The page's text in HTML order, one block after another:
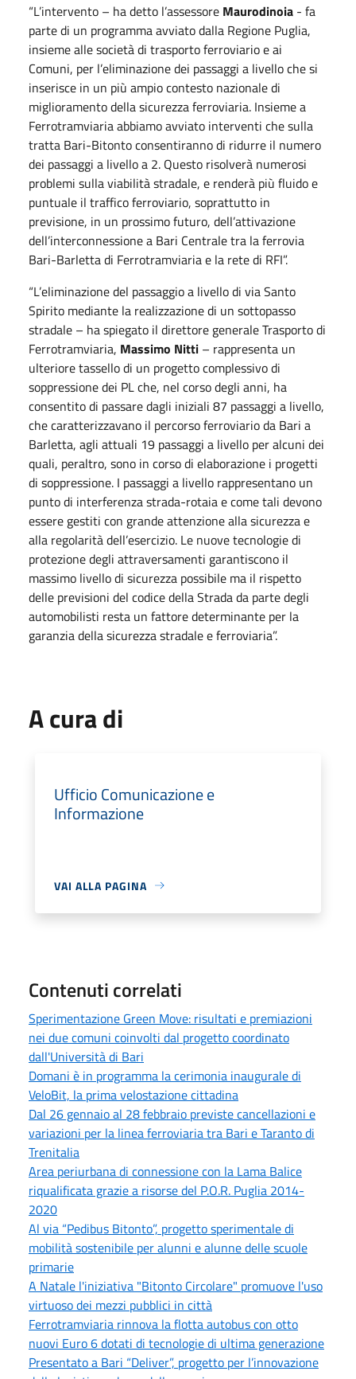
“L’intervento – ha detto l’assessore Maurodinoia - fa
parte di un programma avviato dalla Regione Puglia,
insieme alle società di trasporto ferroviario e ai
Comuni, per l’eliminazione dei passaggi a livello che si
inserisce in un più ampio contesto nazionale di
miglioramento della sicurezza ferroviaria. Insieme a
Ferrotramviaria abbiamo avviato interventi che sulla
tratta Bari-Bitonto consentiranno di ridurre il numero
dei passaggi a livello a 2. Questo risolverà numerosi
problemi sulla viabilità stradale, e renderà più fluido e
puntuale il traffico ferroviario, soprattutto in
previsione, in un prossimo futuro, dell’attivazione
dell’interconnessione a Bari Centrale tra la ferrovia
Bari-Barletta di Ferrotramviaria e la rete di RFI”.
“L’eliminazione del passaggio a livello di via Santo
Spirito mediante la realizzazione di un sottopasso
stradale – ha spiegato il direttore generale Trasporto di
Ferrotramviaria, Massimo Nitti – rappresenta un
ulteriore tassello di un progetto complessivo di
soppressione dei PL che, nel corso degli anni, ha
consentito di passare dagli iniziali 87 passaggi a livello,
che caratterizzavano il percorso ferroviario da Bari a
Barletta, agli attuali 19 passaggi a livello per alcuni dei
quali, peraltro, sono in corso di elaborazione i progetti
di soppressione. I passaggi a livello rappresentano un
punto di interferenza strada-rotaia e come tali devono
essere gestiti con grande attenzione alla sicurezza e
alla regolarità dell’esercizio. Le nuove tecnologie di
protezione degli attraversamenti garantiscono il
massimo livello di sicurezza possibile ma il rispetto
delle previsioni del codice della Strada da parte degli
automobilisti resta un fattore determinante per la
garanzia della sicurezza stradale e ferroviaria”.
A cura di
Ufficio Comunicazione e
Informazione
VAI ALLA PAGINA
Contenuti correlati
Sperimentazione Green Move: risultati e premiazioni
nei due comuni coinvolti dal progetto coordinato
dall'Università di Bari
Domani è in programma la cerimonia inaugurale di
VeloBit, la prima velostazione cittadina
Dal 26 gennaio al 28 febbraio previste cancellazioni e
variazioni per la linea ferroviaria tra Bari e Taranto di
Trenitalia
Area periurbana di connessione con la Lama Balice
riqualificata grazie a risorse del P.O.R. Puglia 2014-
2020
Al via “Pedibus Bitonto”, progetto sperimentale di
mobilità sostenibile per alunni e alunne delle scuole
primarie
A Natale l'iniziativa "Bitonto Circolare" promuove l'uso
virtuoso dei mezzi pubblici in città
Ferrotramviaria rinnova la flotta autobus con otto
nuovi Euro 6 dotati di tecnologie di ultima generazione
Presentato a Bari “Deliver”, progetto per l’innovazione